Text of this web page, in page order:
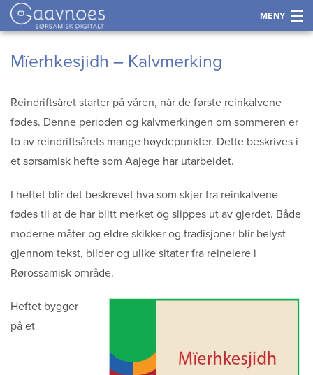
MENY
Historie
Næring
Kultur og samfunn
Kart
Tidslinje
skriftMïerhkesjidh – Kalvmerking
Reindriftsåret starter på våren, når de første reinkalvene
fødes. Denne perioden og kalvmerkingen om sommeren er
to av reindriftsårets mange høydepunkter. Dette beskrives i
et sørsamisk hefte som Aajege har utarbeidet.
I heftet blir det beskrevet hva som skjer fra reinkalvene
fødes til at de har blitt merket og slippes ut av gjerdet. Både
moderne måter og eldre skikker og tradisjoner blir belyst
gjennom tekst, bilder og ulike sitater fra reineiere i
Rørossamisk område.
Heftet bygger
på et